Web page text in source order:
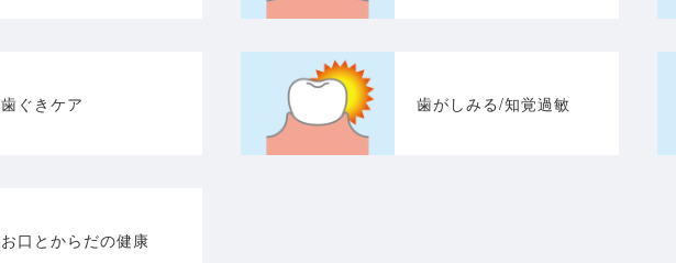
歯ぐきケア 歯がしみる/知覚過敏
お口とからだの健康